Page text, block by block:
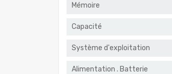
Mémoire
Capacité
Système d'exploitation
Alimentation . Batterie